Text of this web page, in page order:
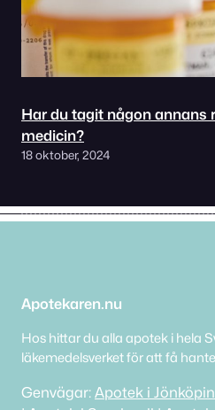
Har du tagit någon annans
medicin?
18 oktober, 2024
Apotekaren.nu
Hos hittar du alla apotek i hela
läkemedelsverket för att få
Genvägar: Apotek i